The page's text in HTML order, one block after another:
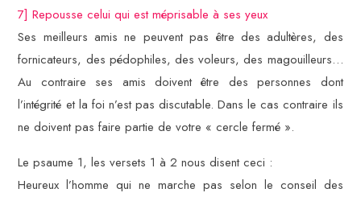
7] Repousse celui qui est méprisable à ses yeux
Ses meilleurs amis ne peuvent pas être des adultères, des
fornicateurs, des pédophiles, des voleurs, des magouilleurs…
Au contraire ses amis doivent être des personnes dont
l’intégrité et la foi n’est pas discutable. Dans le cas contraire ils
ne doivent pas faire partie de votre « cercle fermé ».
Le psaume 1, les versets 1 à 2 nous disent ceci :
Heureux l’homme qui ne marche pas selon le conseil des